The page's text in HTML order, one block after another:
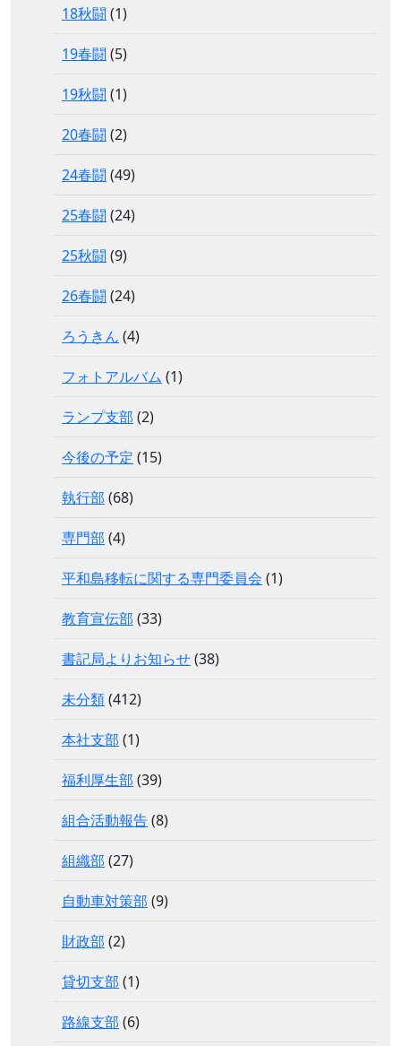
18秋闘 (1)
19春闘 (5)
19秋闘 (1)
20春闘 (2)
24春闘 (49)
25春闘 (24)
25秋闘 (9)
26春闘 (24)
ろうきん (4)
フォトアルバム (1)
ランプ支部 (2)
今後の予定 (15)
執行部 (68)
専門部 (4)
平和島移転に関する専門委員会 (1)
教育宣伝部 (33)
書記局よりお知らせ(38)
未分類(412)
本社支部 (1)
福利厚生部 (39)
組合活動報告(8)
組織部 (27)
自動車対策部 (9)
財政部 (2)
貸切支部 (1)
路線支部 (6)